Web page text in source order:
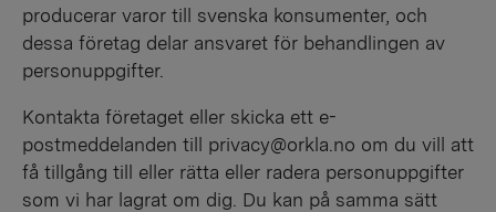
producerar varor till svenska konsumenter, och
dessa företag delar ansvaret för behandlingen av
personuppgifter.
Kontakta företaget eller skicka ett e-
postmeddelanden till privacy@orkla.no om du vill att
få tillgång till eller rätta eller radera personuppgifter
som vi har lagrat om dig. Du kan på samma sätt